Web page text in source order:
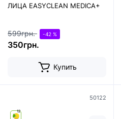
ЛИЦА EASYCLEAN MEDICA+
599грн. -42 %
350грн.
Купить
50122
12